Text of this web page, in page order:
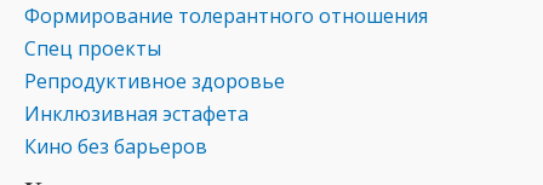
Формирование толерантного отношения
Спец проекты
Репродуктивное здоровье
Инклюзивная эстафета
Кино без барьеров